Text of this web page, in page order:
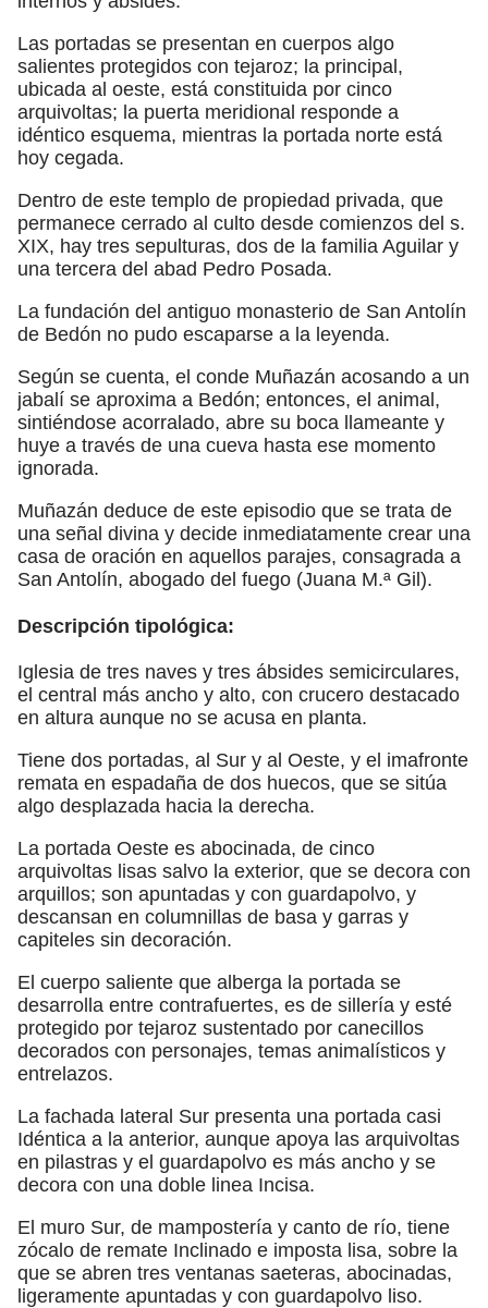
Las portadas se presentan en cuerpos algo
salientes protegidos con tejaroz; la principal,
ubicada al oeste, está constituida por cinco
arquivoltas; la puerta meridional responde a
idéntico esquema, mientras la portada norte está
hoy cegada.
Dentro de este templo de propiedad privada, que
permanece cerrado al culto desde comienzos del s.
XIX, hay tres sepulturas, dos de la familia Aguilar y
una tercera del abad Pedro Posada.
La fundación del antiguo monasterio de San Antolín
de Bedón no pudo escaparse a la leyenda.
Según se cuenta, el conde Muñazán acosando a un
jabalí se aproxima a Bedón; entonces, el animal,
sintiéndose acorralado, abre su boca llameante y
huye a través de una cueva hasta ese momento
ignorada.
Muñazán deduce de este episodio que se trata de
una señal divina y decide inmediatamente crear una
casa de oración en aquellos parajes, consagrada a
San Antolín, abogado del fuego (Juana M.ª Gil).
Descripción tipológica:
Iglesia de tres naves y tres ábsides semicirculares,
el central más ancho y alto, con crucero destacado
en altura aunque no se acusa en planta.
Tiene dos portadas, al Sur y al Oeste, y el imafronte
remata en espadaña de dos huecos, que se sitúa
algo desplazada hacia la derecha.
La portada Oeste es abocinada, de cinco
arquivoltas lisas salvo la exterior, que se decora con
arquillos; son apuntadas y con guardapolvo, y
descansan en columnillas de basa y garras y
capiteles sin decoración.
El cuerpo saliente que alberga la portada se
desarrolla entre contrafuertes, es de sillería y esté
protegido por tejaroz sustentado por canecillos
decorados con personajes, temas animalísticos y
entrelazos.
La fachada lateral Sur presenta una portada casi
Idéntica a la anterior, aunque apoya las arquivoltas
en pilastras y el guardapolvo es más ancho y se
decora con una doble linea Incisa.
El muro Sur, de mampostería y canto de río, tiene
zócalo de remate Inclinado e imposta lisa, sobre la
que se abren tres ventanas saeteras, abocinadas,
ligeramente apuntadas y con guardapolvo liso.